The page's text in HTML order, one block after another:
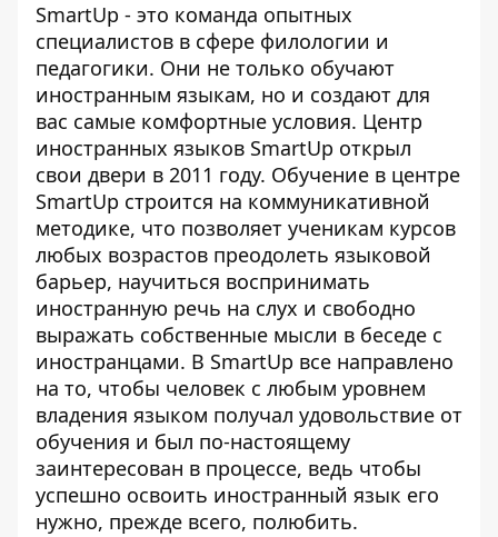
SmartUp - это команда опытных
специалистов в сфере филологии и
педагогики. Они не только обучают
иностранным языкам, но и создают для
вас самые комфортные условия. Центр
иностранных языков SmartUp открыл
свои двери в 2011 году. Обучение в центре
SmartUp строится на коммуникативной
методике, что позволяет ученикам курсов
любых возрастов преодолеть языковой
барьер, научиться воспринимать
иностранную речь на слух и свободно
выражать собственные мысли в беседе с
иностранцами. В SmartUp все направлено
на то, чтобы человек с любым уровнем
владения языком получал удовольствие от
обучения и был по-настоящему
заинтересован в процессе, ведь чтобы
успешно освоить иностранный язык его
нужно, прежде всего, полюбить.